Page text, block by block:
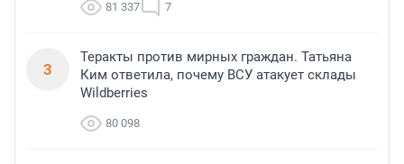
81 337 7
3
Теракты против мирных граждан. Татьяна
Ким ответила, почему ВСУ атакует склады
Wildberries
80 098